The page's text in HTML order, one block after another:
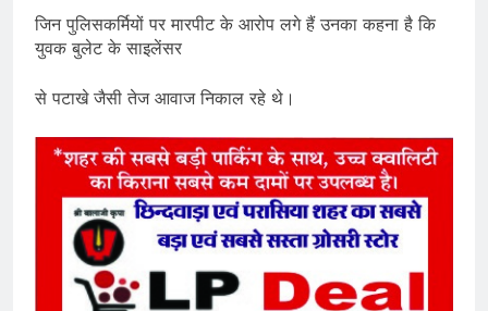
जिन पुलिसकर्मियों पर मारपीट के आरोप लगे हैं उनका कहना है कि
युवक बुलेट के साइलेंसर
से पटाखे जैसी तेज आवाज निकाल रहे थे।